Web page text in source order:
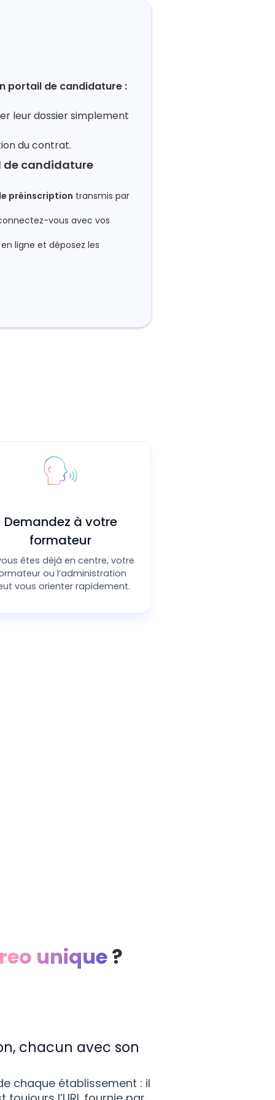
portail de candidature :
leur dossier simplement
du contrat.
de candidature
préinscription transmis par
vous avec vos
ligne et déposez les
Demandez à votre
formateur
êtes déjà en centre, votre
ou l’administration
vous orienter rapidement.
unique?
chacun avec son
chaque établissement : il